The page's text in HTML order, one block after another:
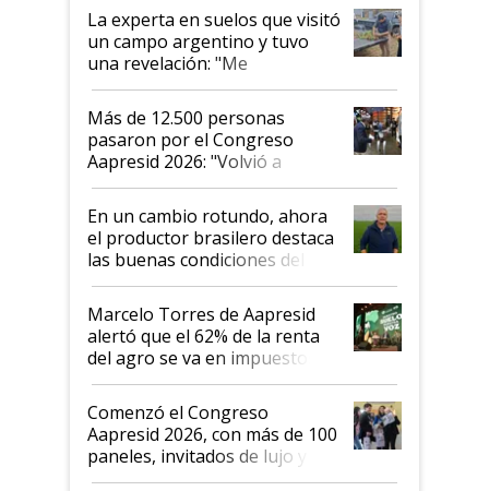
La experta en suelos que visitó
un campo argentino y tuvo
una revelación: "Me
impresionó mucho"
Más de 12.500 personas
pasaron por el Congreso
Aapresid 2026: "Volvió a
demostrar que hablar del
suelo es hablar de todo el
sistema productivo"
En un cambio rotundo, ahora
el productor brasilero destaca
las buenas condiciones del
agro argentino para invertir:
"Los veo más motivados"
Marcelo Torres de Aapresid
alertó que el 62% de la renta
del agro se va en impuestos:
"No es bueno que en
Argentina se sigan discutiendo
las mismas cosas de hace 50
años"
Comenzó el Congreso
Aapresid 2026, con más de 100
paneles, invitados de lujo y
todas las tendencias